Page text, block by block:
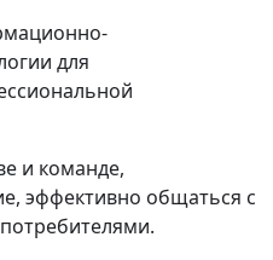
для
и команде,
эффективно общаться с